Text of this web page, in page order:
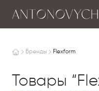
Бренды Flexform
Товары